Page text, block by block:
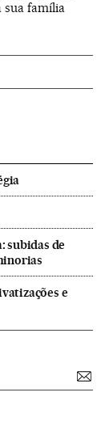
sua família
subidas de
e